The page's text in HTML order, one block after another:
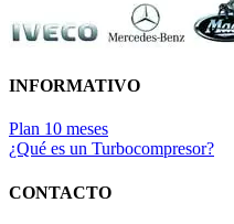
INFORMATIVO
Plan 10 meses
¿Qué es un Turbocompresor?
CONTACTO